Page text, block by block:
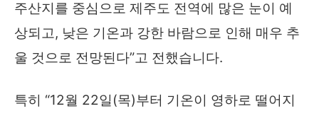
주산지를 중심으로 제주도 전역에 많은 눈이 예
상되고, 낮은 기온과 강한 바람으로 인해 매우 추
울 것으로 전망된다”고 전했습니다.
특히 “12월 22일(목)부터 기온이 영하로 떨어지